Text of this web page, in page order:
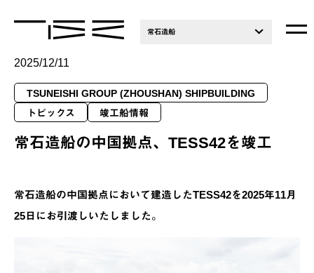
常石造船
2025/12/11
TSUNEISHI GROUP (ZHOUSHAN) SHIPBUILDING
トピックス
竣工船情報
常石造船の中国拠点、TESS42を竣工
常石造船の中国拠点において建造したTESS42を2025年11月
25日にお引渡しいたしました。